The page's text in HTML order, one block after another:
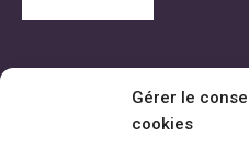
Gérer le
cookies
Tel: 056/84.04.64
GSM : 0470/62.24.38